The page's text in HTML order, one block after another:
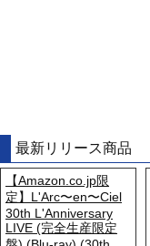
最新リリース商品
【Amazon.co.jp限
定】L'Arc〜en〜Ciel
30th L'Anniversary
LIVE (完全生産限定